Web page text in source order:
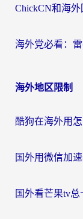
海外地区限制